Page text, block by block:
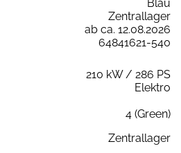
Blau
Zentrallager
ab ca. 12.08.2026
64841621-540
210 kW / 286 PS
Elektro
4 (Green)
Zentrallager